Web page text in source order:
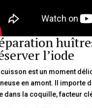
l’iode
est un moment
en amont. Il importe
dans la coquille, facteur